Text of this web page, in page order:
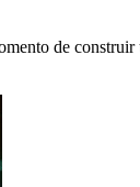
de